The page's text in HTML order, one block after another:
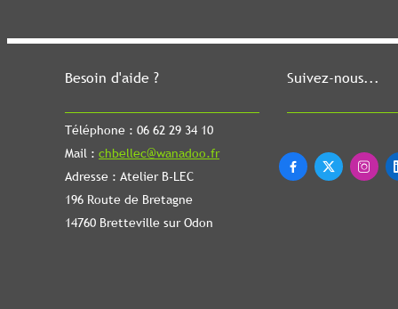
Besoin d'aide ?
Téléphone : 06 62 29 34 10
Mail : chbellec@wanadoo.fr
Adresse : Atelier B-LEC
196 Route de Bretagne
14760 Bretteville sur Odon
Suivez-nous...
  